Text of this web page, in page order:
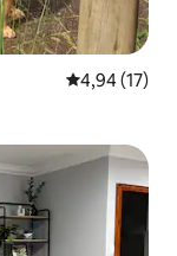
Note
4,94 (17)